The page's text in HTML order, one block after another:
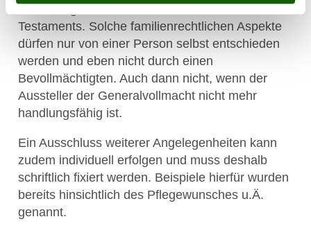
Scheidung und auch das Verfassen eines
Testaments. Solche familienrechtlichen Aspekte
dürfen nur von einer Person selbst entschieden
werden und eben nicht durch einen
Bevollmächtigten. Auch dann nicht, wenn der
Aussteller der Generalvollmacht nicht mehr
handlungsfähig ist.
Ein Ausschluss weiterer Angelegenheiten kann
zudem individuell erfolgen und muss deshalb
schriftlich fixiert werden. Beispiele hierfür wurden
bereits hinsichtlich des Pflegewunsches u.Ä.
genannt.